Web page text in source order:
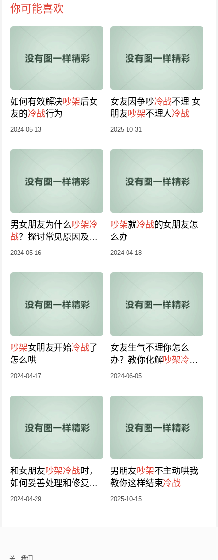
你可能喜欢
如何有效解决吵架后女
友的冷战行为
2024-05-13
女友因争吵冷战不理 女
朋友吵架不理人冷战
2025-10-31
男女朋友为什么吵架冷
战？探讨常见原因及解
决方法
2024-05-16
吵架就冷战的女朋友怎
么办
2024-04-18
吵架女朋友开始冷战了
怎么哄
2024-04-17
女友生气不理你怎么
办？教你化解吵架冷战
的方法
2024-06-05
和女朋友吵架冷战时，
如何妥善处理和修复关
系
2024-04-29
男朋友吵架不主动哄我
教你这样结束冷战
2025-10-15
关于我们